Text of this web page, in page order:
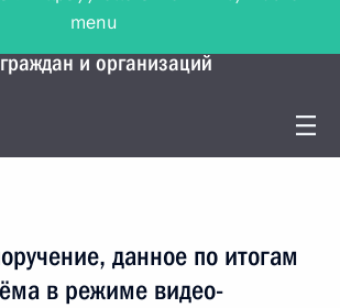
по работе с
и организаций
данное по итогам
в режиме видео-
menu